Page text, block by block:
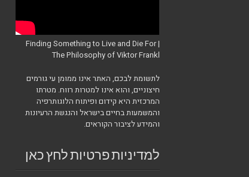
Finding Something to Live and Die For |
The Philosophy of Viktor Frankl
לתשומת לבכם, האתר אינו ממומן עי גורמים
חיצוניים, והוא אינו למטרות רווח. מטרתו
המרכזית היא קידום ופיתוח הלוגותרפיה
והמשמעות בחיים בישראל והנגשת הרעיונות
והמידע לציבור הקוראים.
למדיניות פרטיות לחץ כאן